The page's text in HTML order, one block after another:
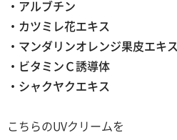
・アルブチン
・カツミレ花エキス
・マンダリンオレンジ果皮エキス
・ビタミンＣ誘導体
・シャクヤクエキス
こちらのUVクリームを